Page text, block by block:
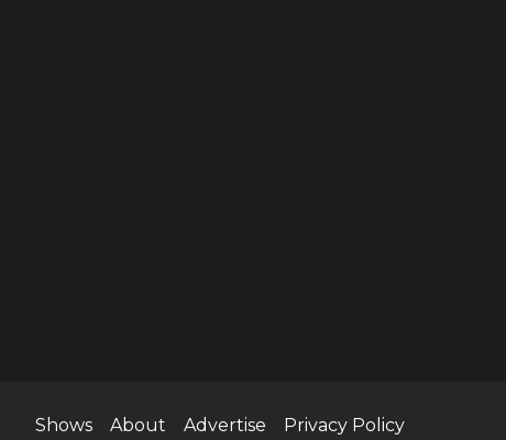
Shows About Advertise Privacy Policy